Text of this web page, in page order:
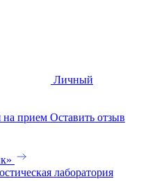
Личный
на прием Оставить отзыв
лаборатория